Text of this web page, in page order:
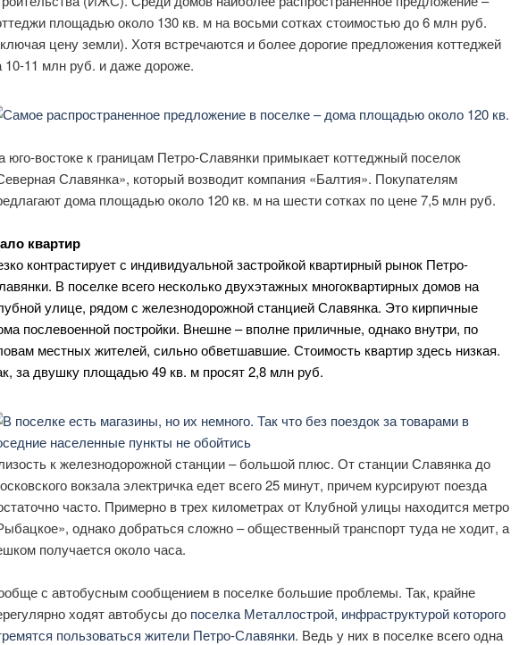
площадью около 130 кв. м на восьми сотках стоимостью до 6 млн руб.
цену земли). Хотя встречаются и более дорогие предложения коттеджей
10-11 млн руб. и даже дороже.
юго-востоке к границам Петро-Славянки примыкает коттеджный поселок
Славянка», который возводит компания «Балтия». Покупателям
дома площадью около 120 кв. м на шести сотках по цене 7,5 млн руб.
квартир
контрастирует с индивидуальной застройкой квартирный рынок Петро-
В поселке всего несколько двухэтажных многоквартирных домов на
улице, рядом с железнодорожной станцией Славянка. Это кирпичные
послевоенной постройки. Внешне – вполне приличные, однако внутри, по
местных жителей, сильно обветшавшие. Стоимость квартир здесь низкая.
за двушку площадью 49 кв. м просят 2,8 млн руб.
к железнодорожной станции – большой плюс. От станции Славянка до
вокзала электричка едет всего 25 минут, причем курсируют поезда
часто. Примерно в трех километрах от Клубной улицы находится метро
однако добраться сложно – общественный транспорт туда не ходит, а
получается около часа.
с автобусным сообщением в поселке большие проблемы. Так, крайне
ходят автобусы до поселка Металлострой, инфраструктурой которого
пользоваться жители Петро-Славянки. Ведь у них в поселке всего одна